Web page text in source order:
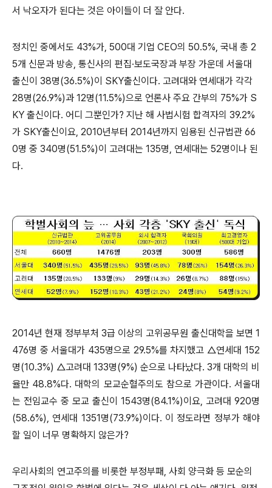
서 낙오자가 된다는 것은 아이들이 더 잘 안다.
정치인 중에서도 43%가, 500대 기업 CEO의 50.5%, 국내 총 2
5개 신문과 방송, 통신사의 편집·보도국장과 부장 가운데 서울대
출신이 38명(36.5%)이 SKY출신이다. 고려대와 연세대가 각각
28명(26.9%)과 12명(11.5%)으로 언론사 주요 간부의 75%가 S
KY 출신이다. 어디 그뿐인가? 지난 해 사법시험 합격자의 39.2%
가 SKY출신이요, 2010년부터 2014년까지 임용된 신규법관 66
0명 중 340명(51.5%)이 고려대는 135명, 연세대는 52명이나 된
다.
2014년 현재 정부부처 3급 이상의 고위공무원 출신대학을 보면 1
476명 중 서울대가 435명으로 29.5%를 차지했고 △연세대 152
명(10.3%) △고려대 133명(9%) 순으로 나타났다. 3개 대학의 비
율만 48.8%다. 대학의 모교순혈주의도 참으로 가관이다. 서울대
는 전임교수 중 모교 출신이 1543명(84.1%)이요, 고려대 920명
(58.6%), 연세대 1351명(73.9%)이다. 이 정도라면 정부가 해야
할 일이 너무 명확하지 않은가?
우리사회의 연고주의를 비롯한 부정부패, 사회 양극화 등 모순의